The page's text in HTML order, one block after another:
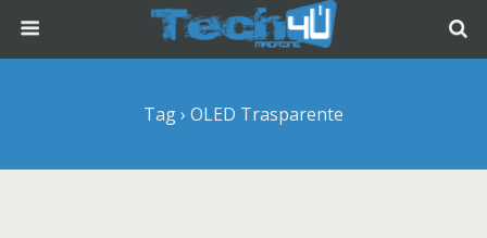
Tag › OLED Trasparente